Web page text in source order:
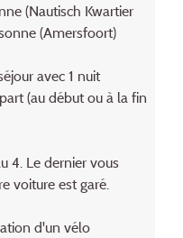
(Nautisch Kwartier
(Amersfoort)
avec 1 nuit
(au début ou à la fin
4. Le dernier vous
voiture est garé.
d'un vélo